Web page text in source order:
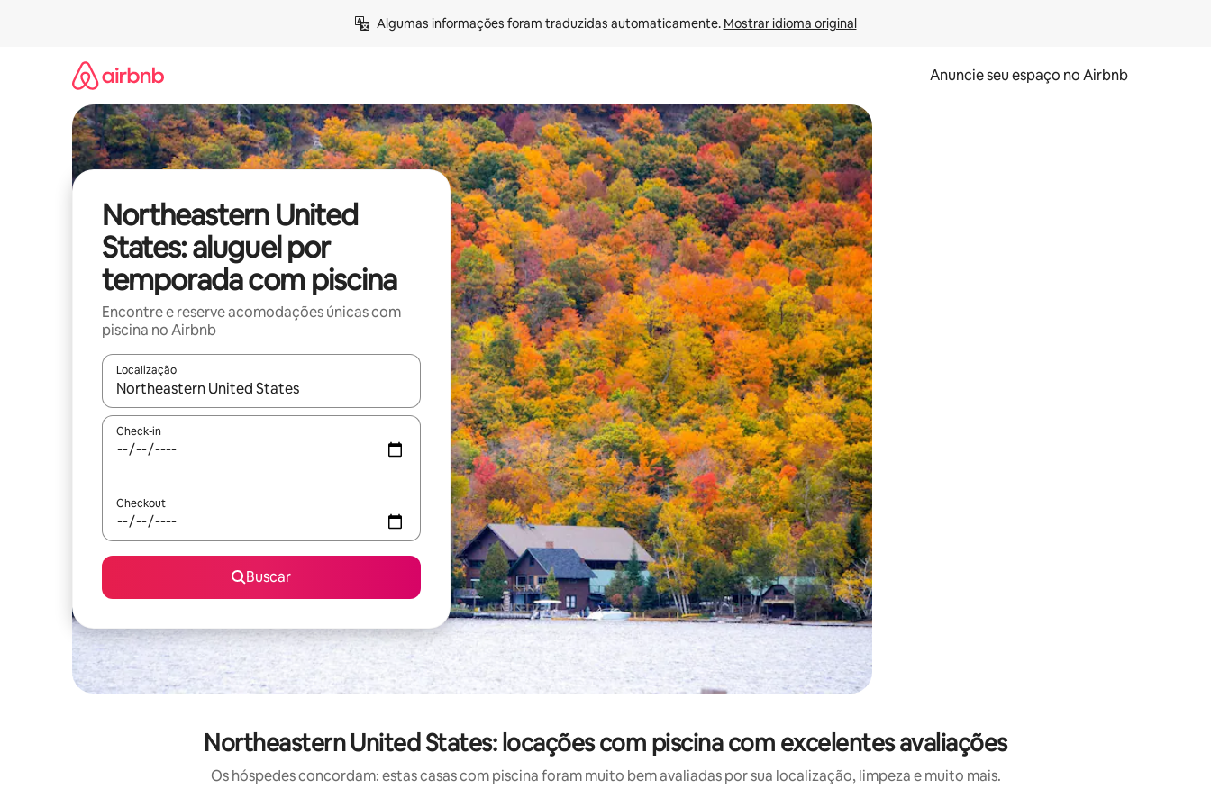
Algumas informações foram traduzidas automaticamente. Mostrar idioma original
Anuncie seu espaço no Airbnb
Northeastern United
States: aluguel por
temporada com piscina
Encontre e reserve acomodações únicas com
piscina no Airbnb
Localização
Quando os resultados estiverem disponíveis, explore-os usando as seta para cima e para baixo do teclado ou tocando e deslizando o dedo na tela.
Check-in
Checkout
Buscar
Northeastern United States: locações com piscina com excelentes avaliações
Os hóspedes concordam: estas casas com piscina foram muito bem avaliadas por sua localização, limpeza e muito mais.